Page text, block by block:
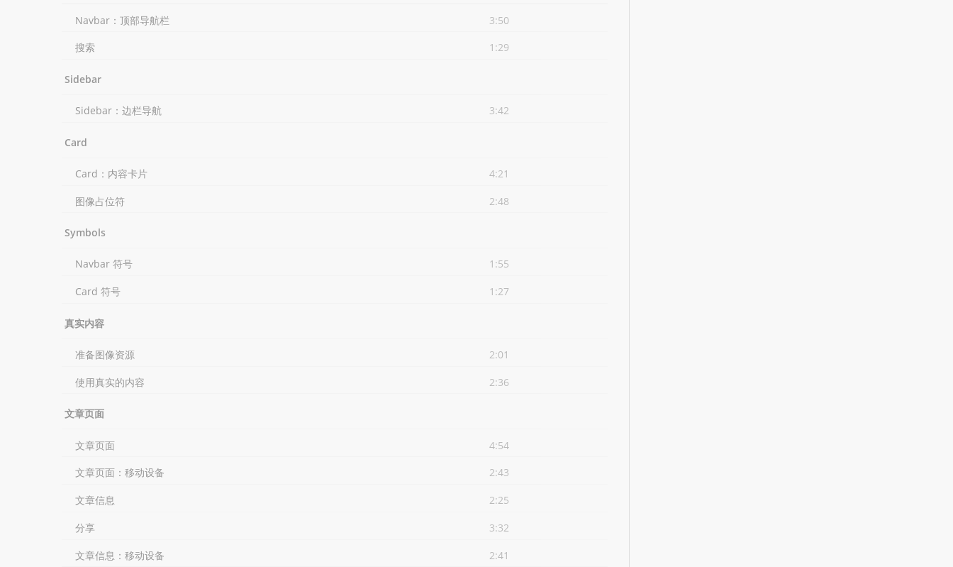
Navbar：顶部导航栏 3:50
搜索 1:29
Sidebar
Sidebar：边栏导航 3:42
Card
Card：内容卡片 4:21
图像占位符 2:48
Symbols
Navbar 符号 1:55
Card 符号 1:27
真实内容
准备图像资源 2:01
使用真实的内容 2:36
文章页面
文章页面 4:54
文章页面：移动设备 2:43
文章信息 2:25
分享 3:32
文章信息：移动设备 2:41